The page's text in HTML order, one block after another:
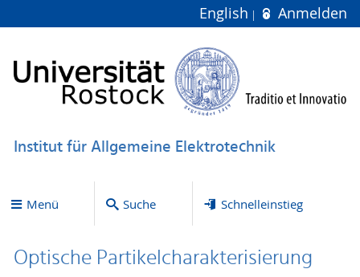
English Anmelden
Institut für Allgemeine Elektrotechnik
Menü Suche Schnelleinstieg
Optische Partikelcharakterisierung